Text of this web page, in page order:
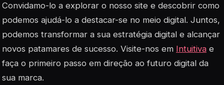
Convidamo-lo a explorar o nosso site e descobrir como
podemos ajudá-lo a destacar-se no meio digital. Juntos,
podemos transformar a sua estratégia digital e alcançar
novos patamares de sucesso. Visite-nos em Intuitiva e
faça o primeiro passo em direção ao futuro digital da
sua marca.